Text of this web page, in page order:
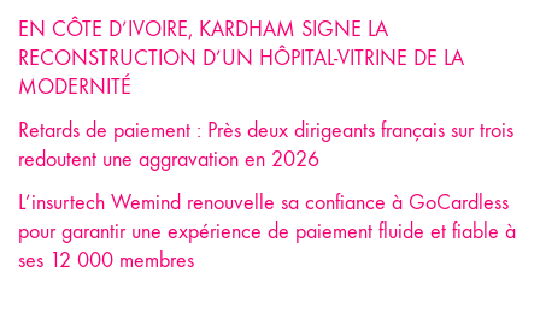
EN CÔTE D’IVOIRE, KARDHAM SIGNE LA
RECONSTRUCTION D’UN HÔPITAL-VITRINE DE LA
MODERNITÉ
Retards de paiement : Près deux dirigeants français sur trois
redoutent une aggravation en 2026
L’insurtech Wemind renouvelle sa confiance à GoCardless
pour garantir une expérience de paiement fluide et fiable à
ses 12 000 membres